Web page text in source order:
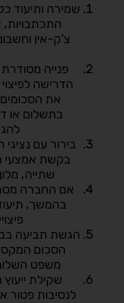
שמירה ותיעוד
צ’ק-אין
פנייה
הדרישה
את הסכומים
בתשלום או
בירור עם
בקשת אמצעי
שתייה,
אם החברה
בהמשך,
הגשת תביעה
הסכום
משפט
שקילת
לנסיבות פטור